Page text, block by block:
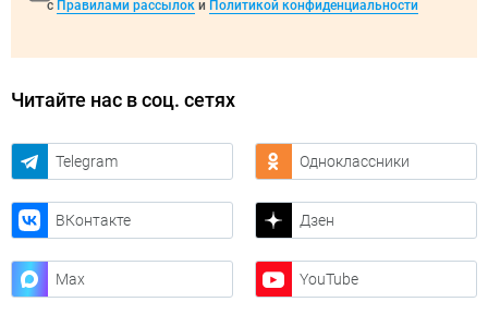
с Правилами рассылок и Политикой конфиденциальности
Читайте нас в соц. сетях
Telegram Одноклассники
ВКонтакте Дзен
Max YouTube